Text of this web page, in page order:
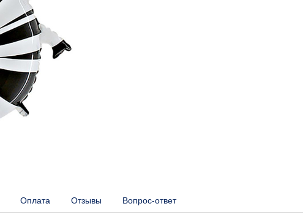
Оплата Отзывы Вопрос-ответ